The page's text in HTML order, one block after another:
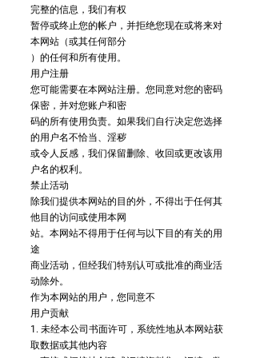
完整的信息，我们有权
暂停或终止您的帐户，并拒绝您现在或将来对
本网站（或其任何部分
）的任何和所有使用。
用户注册
您可能需要在本网站注册。您同意对您的密码
保密，并对您账户和密
码的所有使用负责。如果我们自行决定您选择
的用户名不恰当、淫秽
或令人反感，我们保留删除、收回或更改该用
户名的权利。
禁止活动
除我们提供本网站的目的外，不得出于任何其
他目的访问或使用本网
站。本网站不得用于任何与以下目的有关的用
途
商业活动，但经我们特别认可或批准的商业活
动除外。
作为本网站的用户，您同意不
用户贡献
1. 未经本公司书面许可，系统性地从本网站获
取数据或其他内容